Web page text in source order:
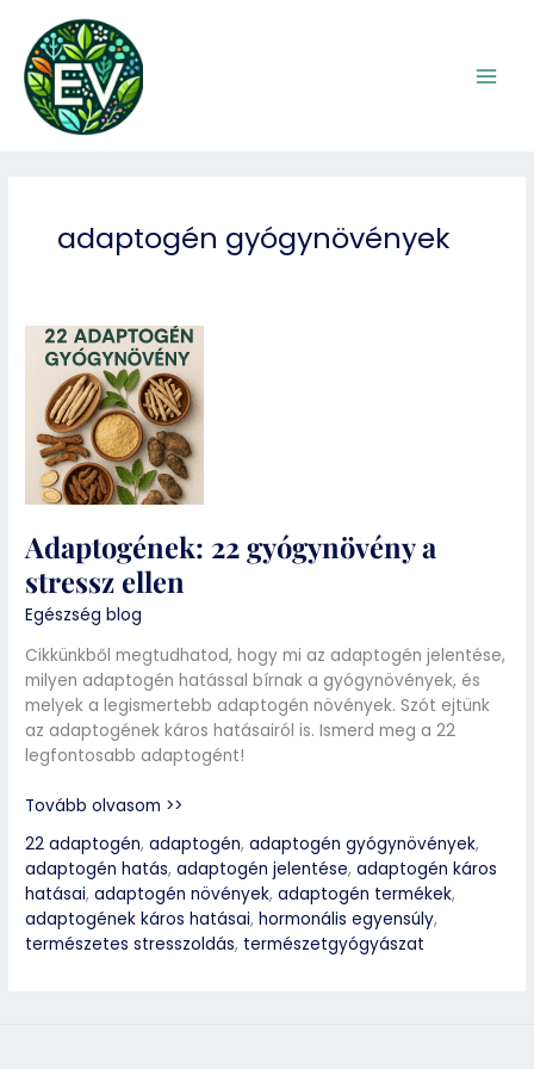
content
adaptogén gyógynövények
Adaptogének: 22 gyógynövény a
stressz ellen
Egészség blog
Cikkünkből megtudhatod, hogy mi az adaptogén jelentése,
milyen adaptogén hatással bírnak a gyógynövények, és
melyek a legismertebb adaptogén növények. Szót ejtünk
az adaptogének káros hatásairól is. Ismerd meg a 22
legfontosabb adaptogént!
Adaptogének:
gyógynövény
stressz
ellen
Tovább olvasom >>
22 adaptogén,adaptogén,adaptogén gyógynövények,
adaptogén hatás,adaptogén jelentése,adaptogén káros
hatásai,adaptogén növények,adaptogén termékek,
adaptogének káros hatásai,hormonális egyensúly,
természetes stresszoldás, természetgyógyászat